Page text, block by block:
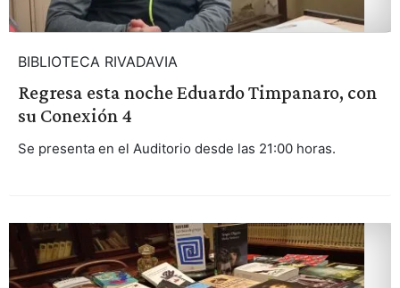
BIBLIOTECA RIVADAVIA
Regresa esta noche Eduardo Timpanaro, con
su Conexión 4
Se presenta en el Auditorio desde las 21:00 horas.